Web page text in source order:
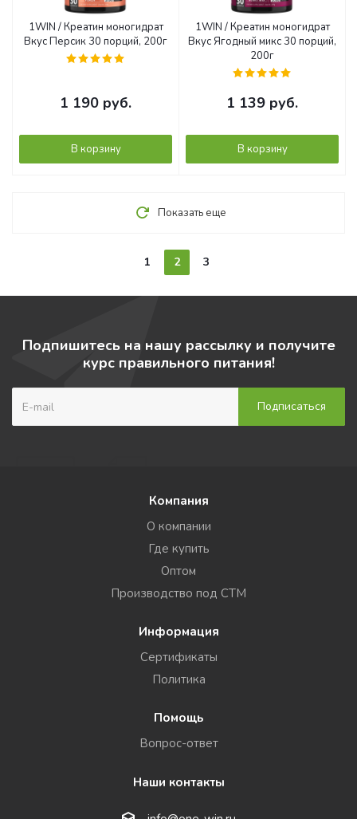
1WIN / Креатин моногидрат
Вкус Персик 30 порций, 200г
1 190 руб.
В корзину
1WIN / Креатин моногидрат
Вкус Ягодный микс 30 порций,
200г
1 139 руб.
В корзину
Показать еще
1 2 3
Подпишитесь на нашу рассылку и получите
курс правильного питания!
Компания
О компании
Где купить
Оптом
Производство под СТМ
Информация
Сертификаты
Политика
Помощь
Вопрос-ответ
Наши контакты